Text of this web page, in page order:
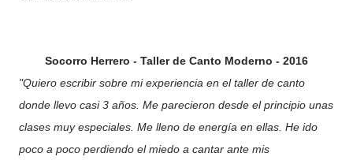
Socorro Herrero - Taller de Canto Moderno - 2016
"Quiero escribir sobre mi experiencia en el taller de canto
donde llevo casi 3 años. Me parecieron desde el principio unas
clases muy especiales. Me lleno de energía en ellas. He ido
poco a poco perdiendo el miedo a cantar ante mis